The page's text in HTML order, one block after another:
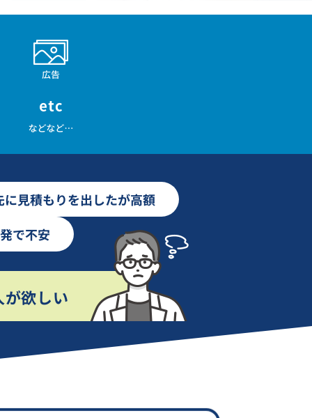
に見積もりを出したが高額
で不安
欲しい